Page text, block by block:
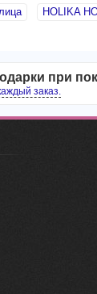
HOLIKA
при
заказ.